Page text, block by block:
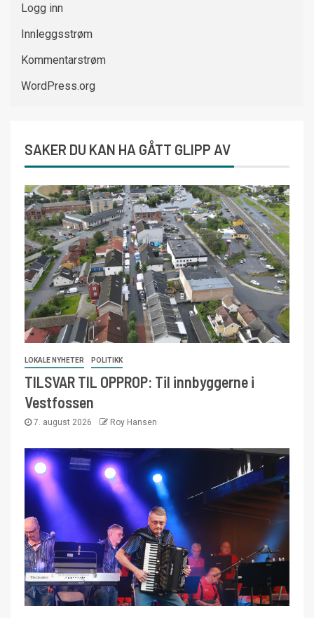
Logg inn
Innleggsstrøm
Kommentarstrøm
WordPress.org
SAKER DU KAN HA GÅTT GLIPP AV
LOKALE NYHETER POLITIKK
TILSVAR TIL OPPROP: Til innbyggerne i
Vestfossen
7. august 2026 Roy Hansen